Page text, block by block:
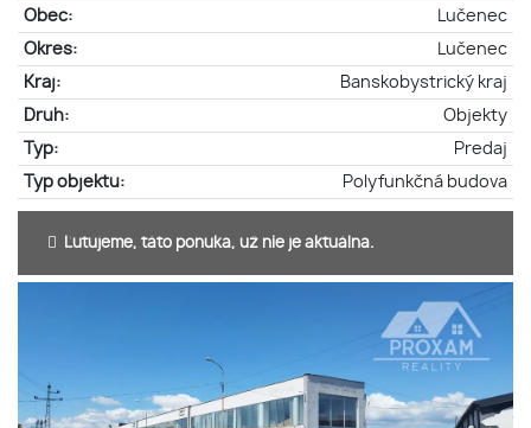
Obec:
Lučenec
Okres:
Lučenec
Kraj:
Banskobystrický kraj
Druh:
Objekty
Typ:
Predaj
Typ objektu:
Polyfunkčná budova
Ľutujeme, táto ponuka, už nie je aktuálna.